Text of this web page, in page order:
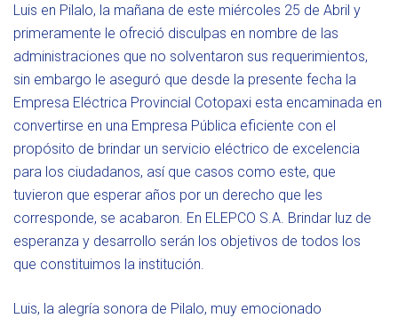
Luis en Pilalo, la mañana de este miércoles 25 de Abril y
primeramente le ofreció disculpas en nombre de las
administraciones que no solventaron sus requerimientos,
sin embargo le aseguró que desde la presente fecha la
Empresa Eléctrica Provincial Cotopaxi esta encaminada en
convertirse en una Empresa Pública eficiente con el
propósito de brindar un servicio eléctrico de excelencia
para los ciudadanos, así que casos como este, que
tuvieron que esperar años por un derecho que les
corresponde, se acabaron. En ELEPCO S.A. Brindar luz de
esperanza y desarrollo serán los objetivos de todos los
que constituimos la institución.
Luis, la alegría sonora de Pilalo, muy emocionado